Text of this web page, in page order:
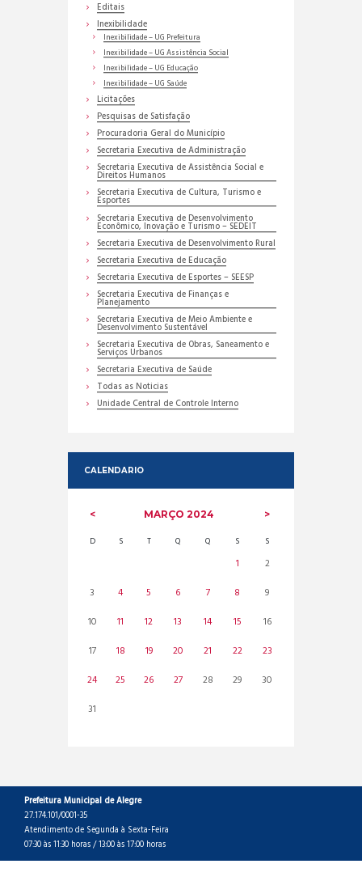
Editais
Inexibilidade
Inexibilidade – UG Prefeitura
Inexibilidade – UG Assistência Social
Inexibilidade – UG Educação
Inexibilidade – UG Saúde
Licitações
Pesquisas de Satisfação
Procuradoria Geral do Município
Secretaria Executiva de Administração
Secretaria Executiva de Assistência Social e
Direitos Humanos
Secretaria Executiva de Cultura, Turismo e
Esportes
Secretaria Executiva de Desenvolvimento
Econômico, Inovação e Turismo – SEDEIT
Secretaria Executiva de Desenvolvimento Rural
Secretaria Executiva de Educação
Secretaria Executiva de Esportes – SEESP
Secretaria Executiva de Finanças e
Planejamento
Secretaria Executiva de Meio Ambiente e
Desenvolvimento Sustentável
Secretaria Executiva de Obras, Saneamento e
Serviços Urbanos
Secretaria Executiva de Saúde
Todas as Noticias
Unidade Central de Controle Interno
CALENDARIO
MARÇO2024
D S T Q Q S S
1
2
3
4 5 6 7 8
9
10
11 12 13 14 15
16
17
18 19 20 21 22
23
24
25 26 27 28 29
30
31
Prefeitura Municipal de Alegre
27.174.101/0001-35
Atendimento de Segunda à Sexta-Feira
07:30 às 11:30 horas / 13:00 às 17:00 horas